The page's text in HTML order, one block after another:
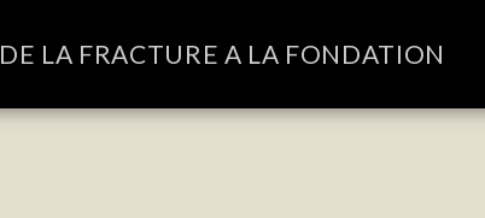
DE LA FRACTURE A LA FONDATION